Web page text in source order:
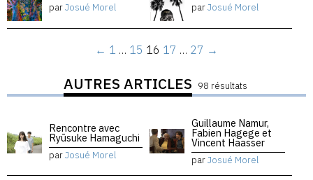
parJosué Morel parJosué Morel
← 1 … 15 16 17 … 27 →
AUTRES ARTICLES 98 résultats
Rencontre avec
Ryūsuke Hamaguchi
parJosué Morel
Guillaume Namur,
Fabien Hagege et
Vincent Haasser
parJosué Morel